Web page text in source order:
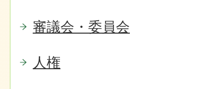
審議会・委員会
人権